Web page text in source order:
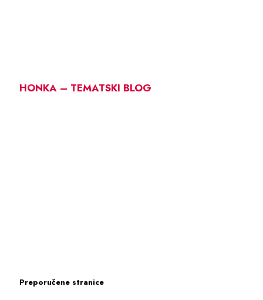
HONKA – TEMATSKI BLOG
Preporučene stranice